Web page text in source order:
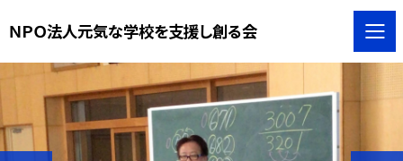
ＮＰＯ法人元気な学校を支援し創る会